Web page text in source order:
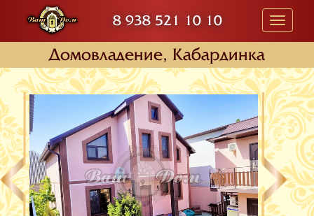
8 938 521 10 10
Toggle
Домовладение, Кабардинка